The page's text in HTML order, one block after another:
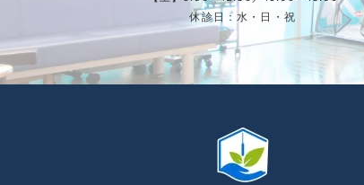
休診日：水・日・祝